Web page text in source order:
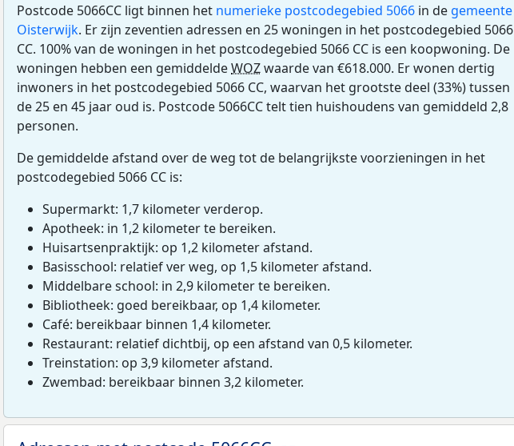
Postcode 5066CC ligt binnen het numerieke postcodegebied 5066 in de gemeente
Oisterwijk. Er zijn zeventien adressen en 25 woningen in het postcodegebied 5066
CC. 100% van de woningen in het postcodegebied 5066 CC is een koopwoning. De
woningen hebben een gemiddeldeWOZwaarde van €618.000. Er wonen dertig
inwoners in het postcodegebied 5066 CC, waarvan het grootste deel (33%) tussen
de 25 en 45 jaar oud is. Postcode 5066CC telt tien huishoudens van gemiddeld 2,8
personen.
De gemiddelde afstand over de weg tot de belangrijkste voorzieningen in het
postcodegebied 5066 CC is:
Supermarkt: 1,7 kilometer verderop.
Apotheek: in 1,2 kilometer te bereiken.
Huisartsenpraktijk: op 1,2 kilometer afstand.
Basisschool: relatief ver weg, op 1,5 kilometer afstand.
Middelbare school: in 2,9 kilometer te bereiken.
Bibliotheek: goed bereikbaar, op 1,4 kilometer.
Café: bereikbaar binnen 1,4 kilometer.
Restaurant: relatief dichtbij, op een afstand van 0,5 kilometer.
Treinstation: op 3,9 kilometer afstand.
Zwembad: bereikbaar binnen 3,2 kilometer.